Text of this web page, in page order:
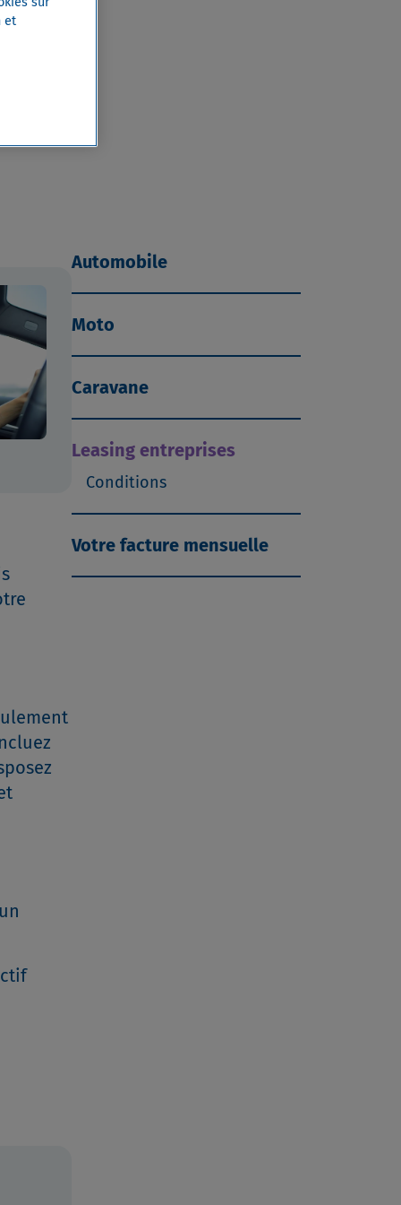
Automobile
Moto
Caravane
Leasing entreprises
Conditions
Votre facture mensuelle
et